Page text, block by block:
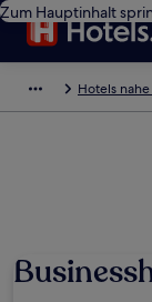
Zum Hauptinhalt
Hotels